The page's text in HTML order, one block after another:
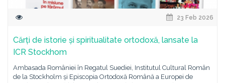
23 Feb 2026
Cărți de istorie și spiritualitate ortodoxă, lansate la
ICR Stockhom
Ambasada României în Regatul Suediei, Institutul Cultural Român
de la Stockholm și Episcopia Ortodoxă Română a Europei de